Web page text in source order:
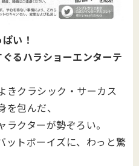
い！
るハラショーエンターテ
きクラシック・サーカス
包んだ、
クターが勢ぞろい。
ットボーイズに、わっと驚